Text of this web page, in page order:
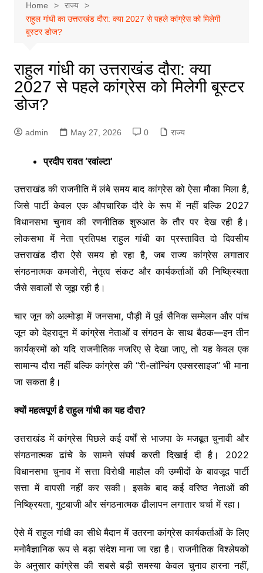
Home
राज्य
राहुल गांधी का उत्तराखंड दौरा: क्या 2027 से पहले कांग्रेस को मिलेगी
बूस्टर डोज?
राहुल गांधी का उत्तराखंड दौरा: क्या
2027 से पहले कांग्रेस को मिलेगी बूस्टर
डोज?
admin May 27, 2026 0 राज्य
प्रदीप रावत ‘रवांल्टा’
उत्तराखंड की राजनीति में लंबे समय बाद कांग्रेस को ऐसा मौका मिला है,
जिसे पार्टी केवल एक औपचारिक दौरे के रूप में नहीं बल्कि 2027
विधानसभा चुनाव की रणनीतिक शुरुआत के तौर पर देख रही है।
लोकसभा में नेता प्रतिपक्ष राहुल गांधी का प्रस्तावित दो दिवसीय
उत्तराखंड दौरा ऐसे समय हो रहा है, जब राज्य कांग्रेस लगातार
संगठनात्मक कमजोरी, नेतृत्व संकट और कार्यकर्ताओं की निष्क्रियता
जैसे सवालों से जूझ रही है।
चार जून को अल्मोड़ा में जनसभा, पौड़ी में पूर्व सैनिक सम्मेलन और पांच
जून को देहरादून में कांग्रेस नेताओं व संगठन के साथ बैठक—इन तीन
कार्यक्रमों को यदि राजनीतिक नजरिए से देखा जाए, तो यह केवल एक
सामान्य दौरा नहीं बल्कि कांग्रेस की “री-लॉन्चिंग एक्सरसाइज” भी माना
जा सकता है।
क्यों महत्वपूर्ण है राहुल गांधी का यह दौरा?
उत्तराखंड में कांग्रेस पिछले कई वर्षों से भाजपा के मजबूत चुनावी और
संगठनात्मक ढांचे के सामने संघर्ष करती दिखाई दी है। 2022
विधानसभा चुनाव में सत्ता विरोधी माहौल की उम्मीदों के बावजूद पार्टी
सत्ता में वापसी नहीं कर सकी। इसके बाद कई वरिष्ठ नेताओं की
निष्क्रियता, गुटबाजी और संगठनात्मक ढीलापन लगातार चर्चा में रहा।
ऐसे में राहुल गांधी का सीधे मैदान में उतरना कांग्रेस कार्यकर्ताओं के लिए
मनोवैज्ञानिक रूप से बड़ा संदेश माना जा रहा है। राजनीतिक विश्लेषकों
के अनुसार कांग्रेस की सबसे बड़ी समस्या केवल चुनाव हारना नहीं,